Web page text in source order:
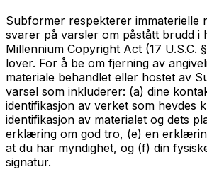
Subformer respekterer immaterielle
svarer på varsler om påstått brudd i
Millennium Copyright Act (17 U.S.C.
lover. For å be om fjerning av
materiale behandlet eller hostet av
varsel som inkluderer: (a) dine
identifikasjon av verket som hevdes
identifikasjon av materialet og dets
erklæring om god tro, (e) en
at du har myndighet, og (f) din
signatur.